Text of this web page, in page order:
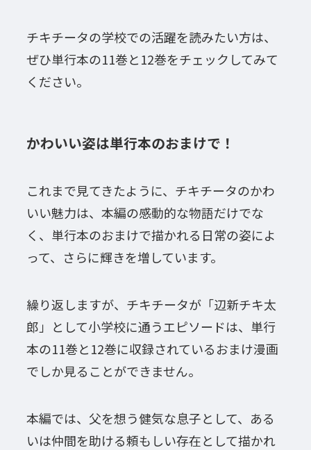
チキチータの学校での活躍を読みたい方は、
ぜひ単行本の11巻と12巻をチェックしてみて
ください。
かわいい姿は単行本のおまけで！
これまで見てきたように、チキチータのかわ
いい魅力は、本編の感動的な物語だけでな
く、単行本のおまけで描かれる日常の姿によ
って、さらに輝きを増しています。
繰り返しますが、チキチータが「辺新チキ太
郎」として小学校に通うエピソードは、単行
本の11巻と12巻に収録されているおまけ漫画
でしか見ることができません。
本編では、父を想う健気な息子として、ある
いは仲間を助ける頼もしい存在として描かれ